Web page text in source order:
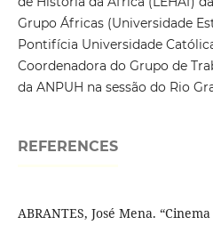
Grupo Áfricas (Universidade
Pontifícia Universidade
Coordenadora do Grupo de
da ANPUH na sessão do Rio
REFERENCES
ABRANTES, José Mena.